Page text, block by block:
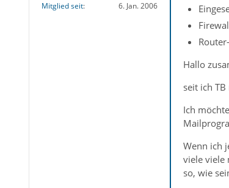
Mitglied seit
6. Jan. 2006
Hallo
seit ich
Ich
Wenn ich
viele viele
so, wie